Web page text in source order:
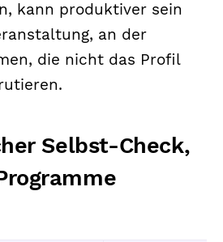
kann produktiver sein
an der
die nicht das Profil
Selbst-Check,